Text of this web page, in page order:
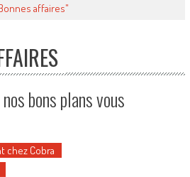
affaires"
bons plans vous
chez Cobra